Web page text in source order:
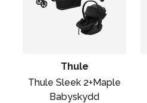
Thule
Thule Sleek 2+Maple
Babyskydd